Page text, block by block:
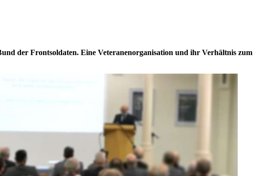
der Frontsoldaten. Eine Veteranenorganisation und ihr Verhältnis zum